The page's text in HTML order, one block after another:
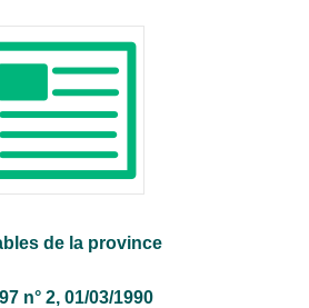
de la province
n° 2, 01/03/1990